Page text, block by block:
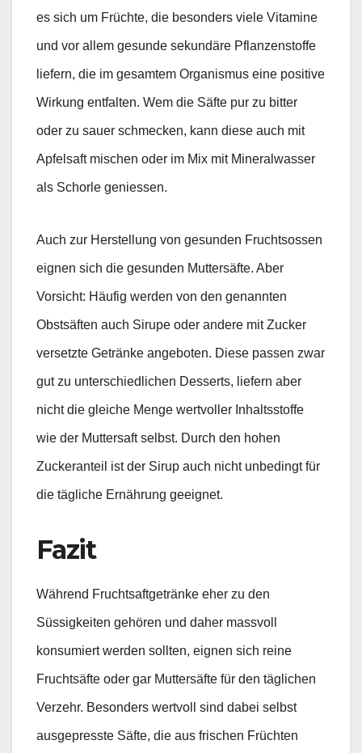
es sich um Früchte, die besonders viele Vitamine
und vor allem gesunde sekundäre Pflanzenstoffe
liefern, die im gesamtem Organismus eine positive
Wirkung entfalten. Wem die Säfte pur zu bitter
oder zu sauer schmecken, kann diese auch mit
Apfelsaft mischen oder im Mix mit Mineralwasser
als Schorle geniessen.
Auch zur Herstellung von gesunden Fruchtsossen
eignen sich die gesunden Muttersäfte. Aber
Vorsicht: Häufig werden von den genannten
Obstsäften auch Sirupe oder andere mit Zucker
versetzte Getränke angeboten. Diese passen zwar
gut zu unterschiedlichen Desserts, liefern aber
nicht die gleiche Menge wertvoller Inhaltsstoffe
wie der Muttersaft selbst. Durch den hohen
Zuckeranteil ist der Sirup auch nicht unbedingt für
die tägliche Ernährung geeignet.
Fazit
Während Fruchtsaftgetränke eher zu den
Süssigkeiten gehören und daher massvoll
konsumiert werden sollten, eignen sich reine
Fruchtsäfte oder gar Muttersäfte für den täglichen
Verzehr. Besonders wertvoll sind dabei selbst
ausgepresste Säfte, die aus frischen Früchten